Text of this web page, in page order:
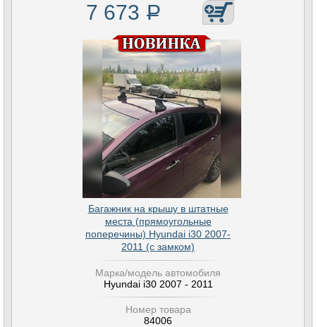
7 673 Р
Багажник на крышу в штатные
места (прямоугольные
поперечины) Hyundai i30 2007-
2011 (с замком)
Марка/модель автомобиля
Hyundai i30 2007 - 2011
Номер товара
84006